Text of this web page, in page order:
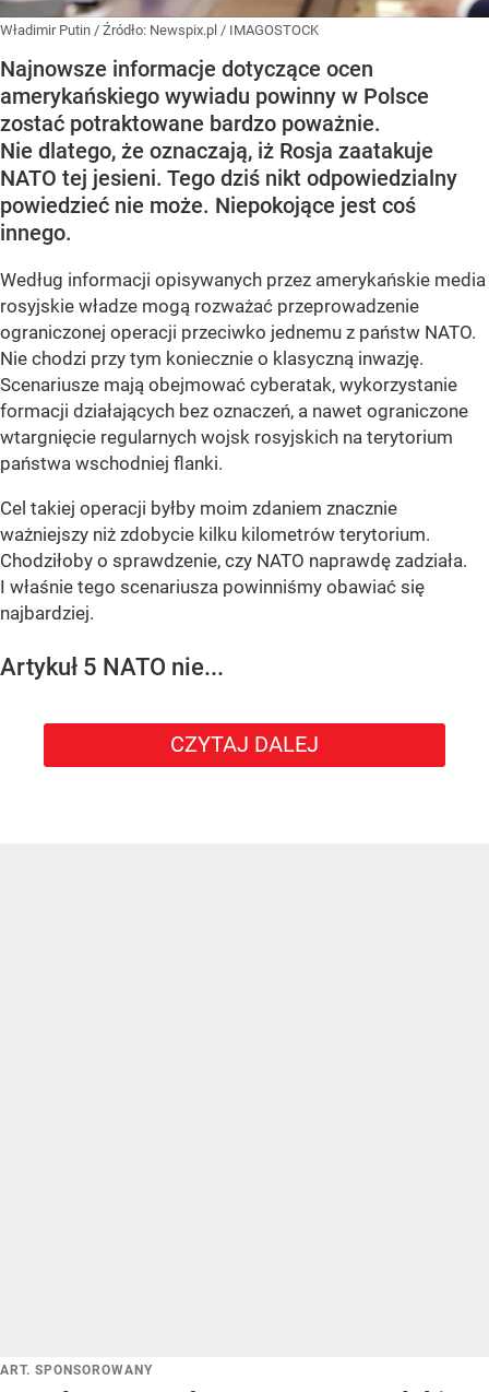
Władimir Putin / Źródło: Newspix.pl / IMAGOSTOCK
Najnowsze informacje dotyczące ocen
amerykańskiego wywiadu powinny w Polsce
zostać potraktowane bardzo poważnie.
Nie dlatego, że oznaczają, iż Rosja zaatakuje
NATO tej jesieni. Tego dziś nikt odpowiedzialny
powiedzieć nie może. Niepokojące jest coś
innego.
Według informacji opisywanych przez amerykańskie media
rosyjskie władze mogą rozważać przeprowadzenie
ograniczonej operacji przeciwko jednemu z państw NATO.
Nie chodzi przy tym koniecznie o klasyczną inwazję.
Scenariusze mają obejmować cyberatak, wykorzystanie
formacji działających bez oznaczeń, a nawet ograniczone
wtargnięcie regularnych wojsk rosyjskich na terytorium
państwa wschodniej flanki.
Cel takiej operacji byłby moim zdaniem znacznie
ważniejszy niż zdobycie kilku kilometrów terytorium.
Chodziłoby o sprawdzenie, czy NATO naprawdę zadziała.
I właśnie tego scenariusza powinniśmy obawiać się
najbardziej.
Artykuł 5 NATO nie...
CZYTAJ DALEJ
ART. SPONSOROWANY